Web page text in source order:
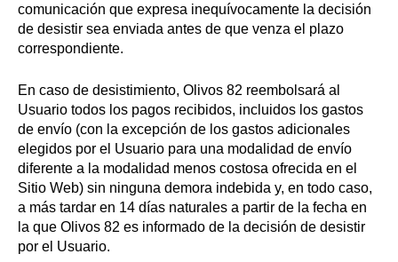
comunicación que expresa inequívocamente la decisión
de desistir sea enviada antes de que venza el plazo
correspondiente.
En caso de desistimiento, Olivos 82 reembolsará al
Usuario todos los pagos recibidos, incluidos los gastos
de envío (con la excepción de los gastos adicionales
elegidos por el Usuario para una modalidad de envío
diferente a la modalidad menos costosa ofrecida en el
Sitio Web) sin ninguna demora indebida y, en todo caso,
a más tardar en 14 días naturales a partir de la fecha en
la que Olivos 82 es informado de la decisión de desistir
por el Usuario.